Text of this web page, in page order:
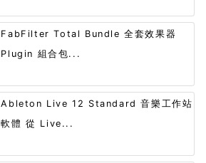
FabFilter Total Bundle 全套效果器
Plugin 組合包...
Ableton Live 12 Standard 音樂工作站
軟體 從 Live...